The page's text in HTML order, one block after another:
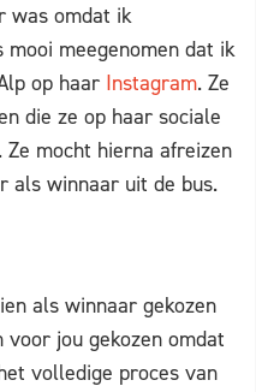
was omdat ik
meegenomen dat ik
op haar Instagram. Ze
die ze op haar sociale
mocht hierna afreizen
als winnaar uit de bus.
als winnaar gekozen
jou gekozen omdat
volledige proces van